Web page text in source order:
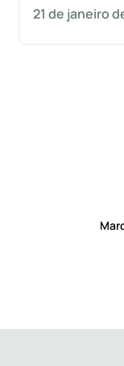
21 de janeiro